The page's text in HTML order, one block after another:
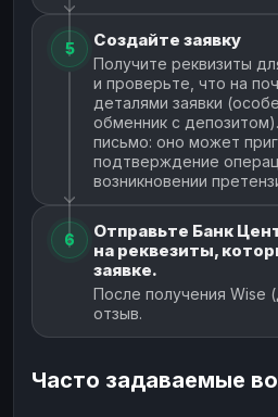
5 Создайте заявку
Получите реквизиты
и проверьте, что на
деталями заявки
обменник с
письмо: оно может
подтверждение
возникновении
6
Отправьте Банк
на реквезиты,
заявке.
После получения Wise
отзыв.
Часто задаваемые